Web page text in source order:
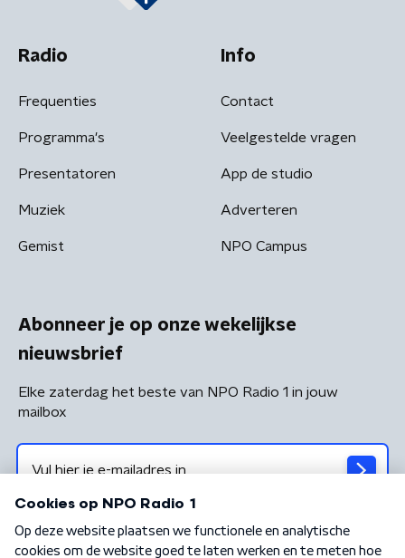
Radio
Frequenties
Programma's
Presentatoren
Muziek
Gemist
Info
Contact
Veelgestelde vragen
App de studio
Adverteren
NPO Campus
Abonneer je op onze wekelijkse
nieuwsbrief
Elke zaterdag het beste van NPO Radio 1 in jouw
mailbox